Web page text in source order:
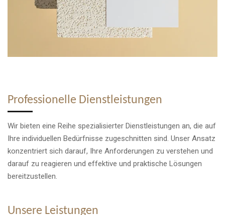
Professionelle Dienstleistungen
Wir bieten eine Reihe spezialisierter Dienstleistungen an, die auf
Ihre individuellen Bedürfnisse zugeschnitten sind. Unser Ansatz
konzentriert sich darauf, Ihre Anforderungen zu verstehen und
darauf zu reagieren und effektive und praktische Lösungen
bereitzustellen.
Unsere Leistungen